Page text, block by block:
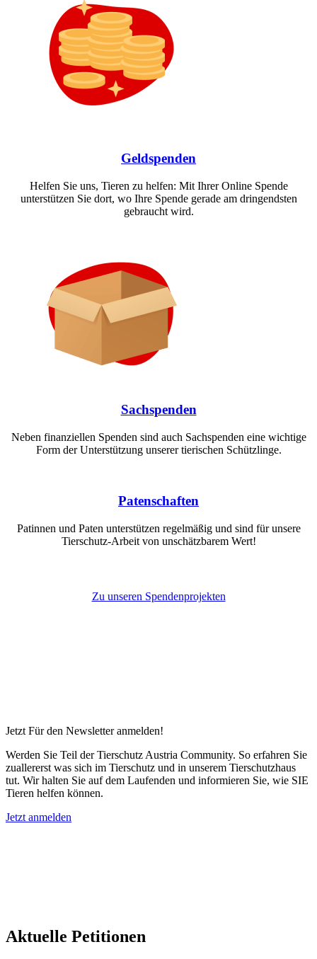
Geldspenden
Helfen Sie uns, Tieren zu helfen: Mit Ihrer Online Spende
unterstützen Sie dort, wo Ihre Spende gerade am dringendsten
gebraucht wird.
Sachspenden
Neben finanziellen Spenden sind auch Sachspenden eine wichtige
Form der Unterstützung unserer tierischen Schützlinge.
Patenschaften
Patinnen und Paten unterstützen regelmäßig und sind für unsere
Tierschutz-Arbeit von unschätzbarem Wert!
Zu unseren Spendenprojekten
Jetzt Für den Newsletter anmelden!
Werden Sie Teil der Tierschutz Austria Community. So erfahren Sie
zuallererst was sich im Tierschutz und in unserem Tierschutzhaus
tut. Wir halten Sie auf dem Laufenden und informieren Sie, wie SIE
Tieren helfen können.
Jetzt anmelden
Aktuelle Petitionen